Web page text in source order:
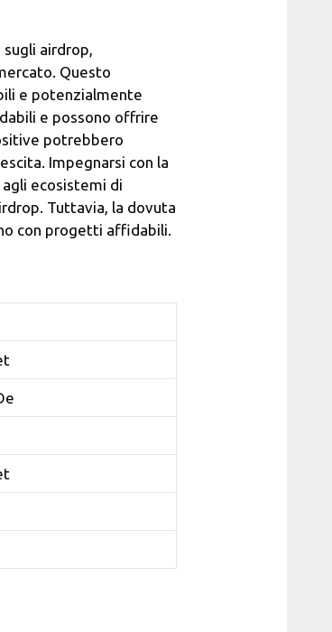
airdrop,
Questo
e potenzialmente
e possono offrire
potrebbero
Impegnarsi con la
ecosistemi di
Tuttavia, la dovuta
con progetti affidabili.